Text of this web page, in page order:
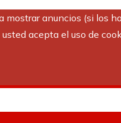
anuncios (si los
acepta el uso de